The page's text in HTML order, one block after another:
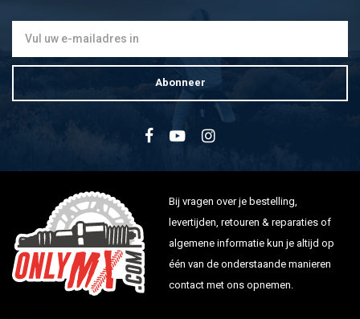
Abonneer
Bij vragen over je bestelling,
levertijden, retouren & reparaties of
algemene informatie kun je altijd op
één van de onderstaande manieren
contact met ons opnemen.